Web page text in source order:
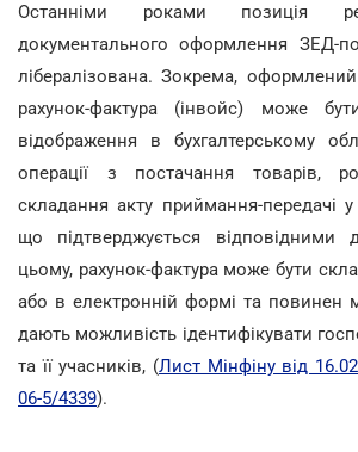
Останніми роками позиція
документального оформлення ЗЕД-
лібералізована. Зокрема,
рахунок-фактура (інвойс) може
відображення в бухгалтерському
операції з постачання товарів,
складання акту приймання-передачі
що підтверджується відповідними
цьому, рахунок-фактура може бути
або в електронній формі та повинен
дають можливість ідентифікувати
та її учасників, (Лист Мінфіну від
06-5/4339).